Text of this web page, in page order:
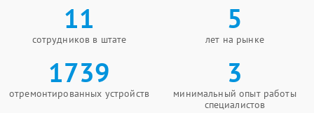
11
сотрудников в штате
5
лет на рынке
1739
отремонтированных устройств
3
минимальный опыт работы
специалистов